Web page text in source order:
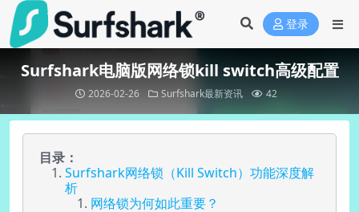
登录
Surfshark电脑版网络锁kill switch高级配置
2026-02-26 Surfshark最新资讯 42
目录：
Surfshark网络锁（Kill Switch）功能深度解
析
网络锁为何如此重要？